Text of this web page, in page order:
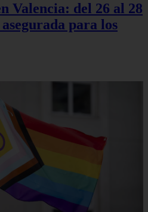
Valencia: del 26 al 28
para los